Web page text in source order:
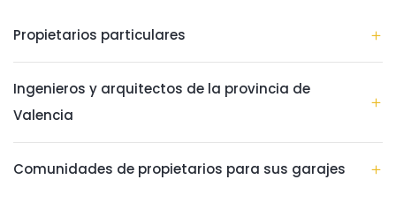
Propietarios particulares
Ingenieros y arquitectos de la provincia de
Valencia
Comunidades de propietarios para sus garajes